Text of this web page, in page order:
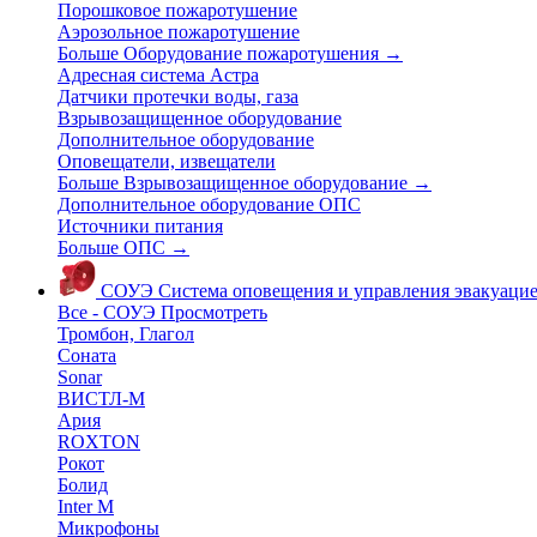
Порошковое пожаротушение
Аэрозольное пожаротушение
Больше Оборудование пожаротушения →
Адресная система Астра
Датчики протечки воды, газа
Взрывозащищенное оборудование
Дополнительное оборудование
Оповещатели, извещатели
Больше Взрывозащищенное оборудование →
Дополнительное оборудование ОПС
Источники питания
Больше ОПС →
СОУЭ Система оповещения и управления
Все - СОУЭ Просмотреть
Тромбон, Глагол
Соната
Sonar
ВИСТЛ-М
Ария
ROXTON
Рокот
Болид
Inter M
Микрофоны